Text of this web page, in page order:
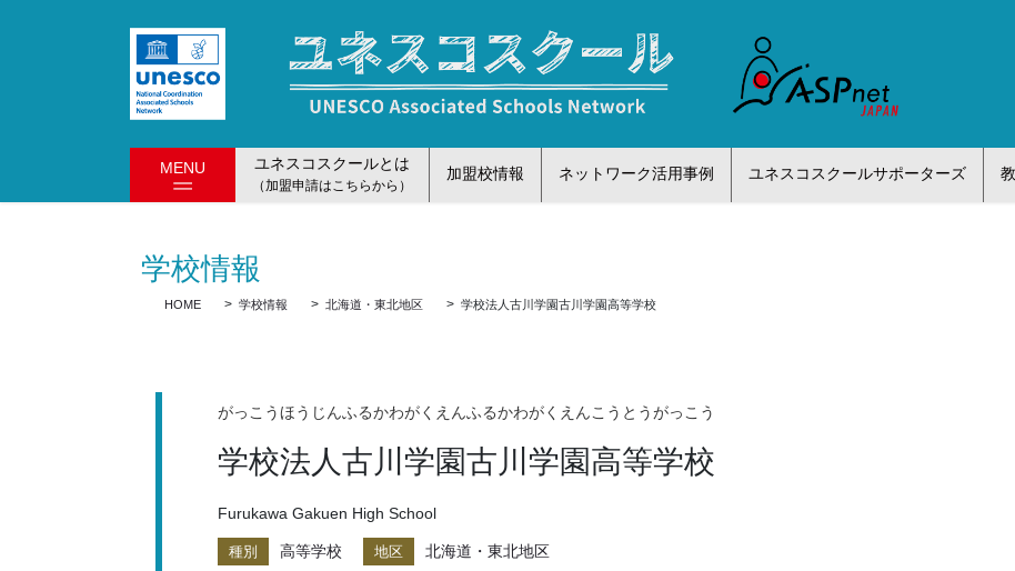
動
に
MENU ユネスコスクールとは
（加盟申請はこちらから）
加盟校情報 ネットワーク活用事例 ユネスコスクールサポーターズ
学校情報
HOME 学校情報 北海道・東北地区 学校法人古川学園古川学園高等学校
がっこうほうじんふるかわがくえんふるかわがくえんこうとうがっこう
学校法人古川学園古川学園高等学校
Furukawa Gakuen High School
種別 高等学校 地区 北海道・東北地区